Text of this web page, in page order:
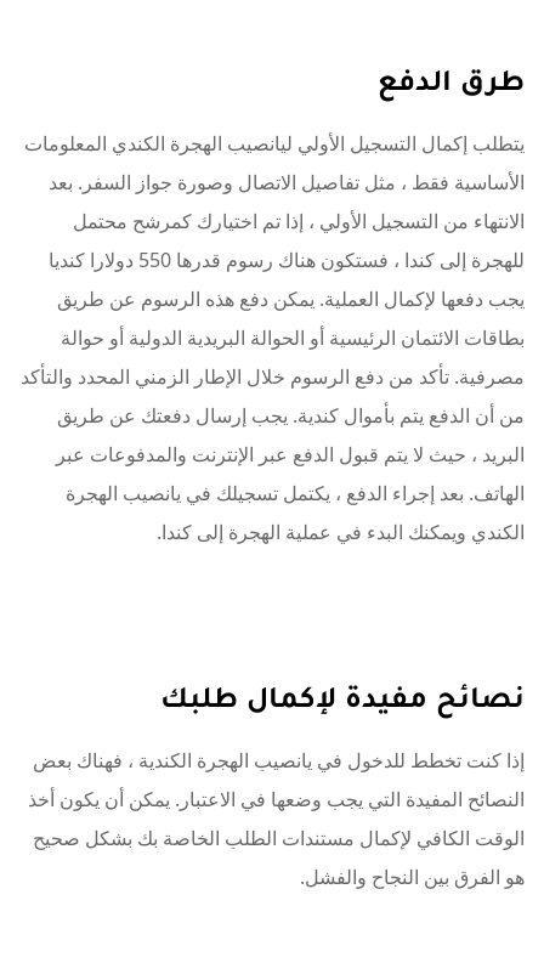
طرق الدفع
يتطلب إكمال التسجيل الأولي ليانصيب الهجرة الكندي المعلومات
الأساسية فقط ، مثل تفاصيل الاتصال وصورة جواز السفر. بعد
الانتهاء من التسجيل الأولي ، إذا تم اختيارك كمرشح محتمل
للهجرة إلى كندا ، فستكون هناك رسوم قدرها 550 دولارا كنديا
يجب دفعها لإكمال العملية. يمكن دفع هذه الرسوم عن طريق
بطاقات الائتمان الرئيسية أو الحوالة البريدية الدولية أو حوالة
مصرفية. تأكد من دفع الرسوم خلال الإطار الزمني المحدد والتأكد
من أن الدفع يتم بأموال كندية. يجب إرسال دفعتك عن طريق
البريد ، حيث لا يتم قبول الدفع عبر الإنترنت والمدفوعات عبر
الهاتف. بعد إجراء الدفع ، يكتمل تسجيلك في يانصيب الهجرة
الكندي ويمكنك البدء في عملية الهجرة إلى كندا.
نصائح مفيدة لإكمال طلبك
إذا كنت تخطط للدخول في يانصيب الهجرة الكندية ، فهناك بعض
النصائح المفيدة التي يجب وضعها في الاعتبار. يمكن أن يكون أخذ
الوقت الكافي لإكمال مستندات الطلب الخاصة بك بشكل صحيح
هو الفرق بين النجاح والفشل.